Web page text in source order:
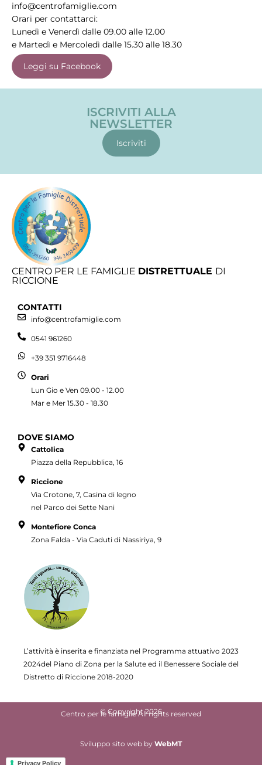
info@centrofamiglie.com
Orari per contattarci:
Lunedì e Venerdì dalle 09.00 alle 12.00
e Martedì e Mercoledì dalle 15.30 alle 18.30
Leggi su Facebook
ISCRIVITI ALLA
NEWSLETTER
Iscriviti
CENTRO PER LE FAMIGLIE DISTRETTUALE DI
RICCIONE
CONTATTI
info@centrofamiglie.com
0541 961260
+39 351 9716448
Orari
Lun Gio e Ven 09.00 - 12.00
Mar e Mer 15.30 - 18.30
DOVE SIAMO
Cattolica
Piazza della Repubblica, 16
Riccione
Via Crotone, 7, Casina di legno
nel Parco dei Sette Nani
Montefiore Conca
Zona Falda - Via Caduti di Nassiriya, 9
L’attività è inserita e finanziata nel Programma attuativo 2023
2024del Piano di Zona per la Salute ed il Benessere Sociale del
Distretto di Riccione 2018-2020
© Copyright 2026
Centro per le famiglie All rights reserved
Sviluppo sito web by WebMT
Privacy Policy